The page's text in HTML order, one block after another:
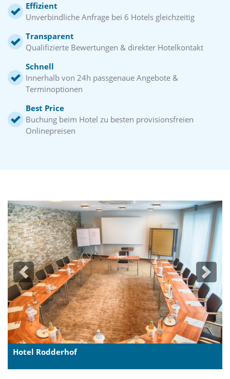
Effizient
Unverbindliche Anfrage bei 6 Hotels gleichzeitig
Transparent
Qualifizierte Bewertungen & direkter Hotelkontakt
Schnell
Innerhalb von 24h passgenaue Angebote &
Terminoptionen
Best Price
Buchung beim Hotel zu besten provisionsfreien
Onlinepreisen
Previous Next
Hotel Rodderhof